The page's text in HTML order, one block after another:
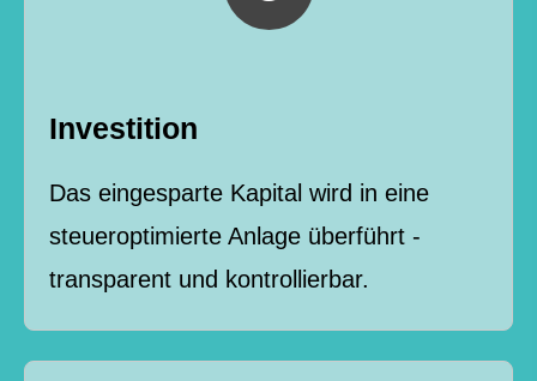
Investition
Das eingesparte Kapital wird in eine
steueroptimierte Anlage überführt -
transparent und kontrollierbar.